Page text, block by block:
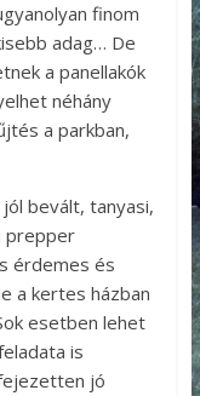
finom
adag… De
a panellakók
néhány
a parkban,
bevált, tanyasi,
prepper
érdemes és
a kertes házban
esetben lehet
is
jó